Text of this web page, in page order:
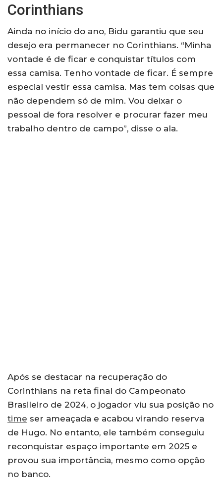
Corinthians
Ainda no início do ano, Bidu garantiu que seu
desejo era permanecer no Corinthians. “Minha
vontade é de ficar e conquistar títulos com
essa camisa. Tenho vontade de ficar. É sempre
especial vestir essa camisa. Mas tem coisas que
não dependem só de mim. Vou deixar o
pessoal de fora resolver e procurar fazer meu
trabalho dentro de campo”, disse o ala.
Após se destacar na recuperação do
Corinthians na reta final do Campeonato
Brasileiro de 2024, o jogador viu sua posição no
time ser ameaçada e acabou virando reserva
de Hugo. No entanto, ele também conseguiu
reconquistar espaço importante em 2025 e
provou sua importância, mesmo como opção
no banco.